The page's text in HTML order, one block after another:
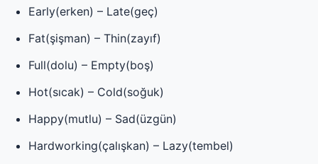
Early(erken) – Late(geç)
Fat(şişman) – Thin(zayıf)
Full(dolu) – Empty(boş)
Hot(sıcak) – Cold(soğuk)
Happy(mutlu) – Sad(üzgün)
Hardworking(çalışkan) – Lazy(tembel)